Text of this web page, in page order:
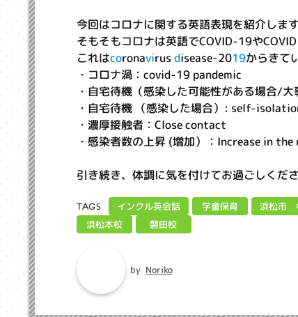
今回はコロナに関する英語表現を紹介します
そもそもコロナは英語でCOVID-19や
これはcoronavirus disease-2019からきて
・コロナ渦：covid-19 pandemic
・自宅待機（感染した可能性がある場合/
・自宅待機 （感染した場合）: self-
・濃厚接触者：Close contact
・感染者数の上昇 (増加）：Increase in
引き続き、体調に気を付けてお過ごしくださ
TAGS インクル英会話 学童保育 浜松市
浜松本校 磐田校
by Noriko